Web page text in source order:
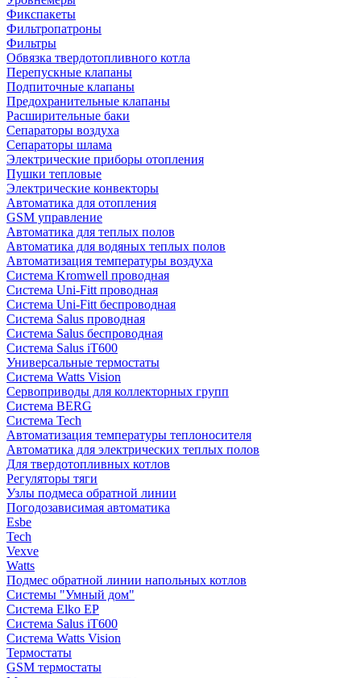
Фикспакеты
Фильтропатроны
Фильтры
Обвязка твердотопливного котла
Перепускные клапаны
Подпиточные клапаны
Предохранительные клапаны
Расширительные баки
Сепараторы воздуха
Сепараторы шлама
Электрические приборы отопления
Пушки тепловые
Электрические конвекторы
Автоматика для отопления
GSM управление
Автоматика для теплых полов
Автоматика для водяных теплых полов
Автоматизация температуры воздуха
Система Kromwell проводная
Система Uni-Fitt проводная
Система Uni-Fitt беспроводная
Система Salus проводная
Система Salus беспроводная
Система Salus iT600
Универсальные термостаты
Система Watts Vision
Сервоприводы для коллекторных групп
Система BERG
Система Tech
Автоматизация температуры теплоносителя
Автоматика для электрических теплых полов
Для твердотопливных котлов
Регуляторы тяги
Узлы подмеса обратной линии
Погодозависимая автоматика
Esbe
Tech
Vexve
Watts
Подмес обратной линии напольных котлов
Системы "Умный дом"
Система Elko EP
Система Salus iT600
Система Watts Vision
Термостаты
GSM термостаты